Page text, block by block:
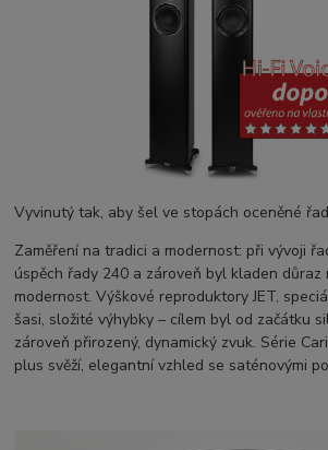
Vyvinutý tak, aby šel ve stopách oceněné
Zaměření na tradici a modernost: při vývoji
úspěch řady 240 a zároveň byl kladen důraz
modernost. Výškové reproduktory JET,
šasi, složité výhybky – cílem byl od začátku
zároveň přirozený, dynamický zvuk. Série
plus svěží, elegantní vzhled se saténovými